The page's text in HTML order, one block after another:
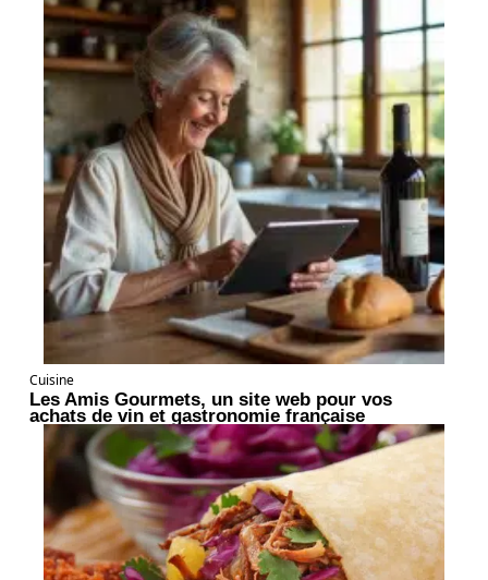
Cuisine
Les Amis Gourmets, un site web pour vos
achats de vin et gastronomie française